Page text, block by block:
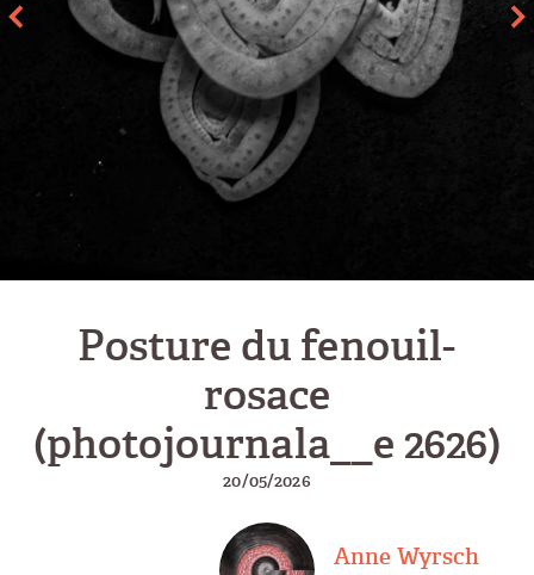
Posture du fenouil-
rosace
(photojournala__e 2626)
20/05/2026
Anne Wyrsch